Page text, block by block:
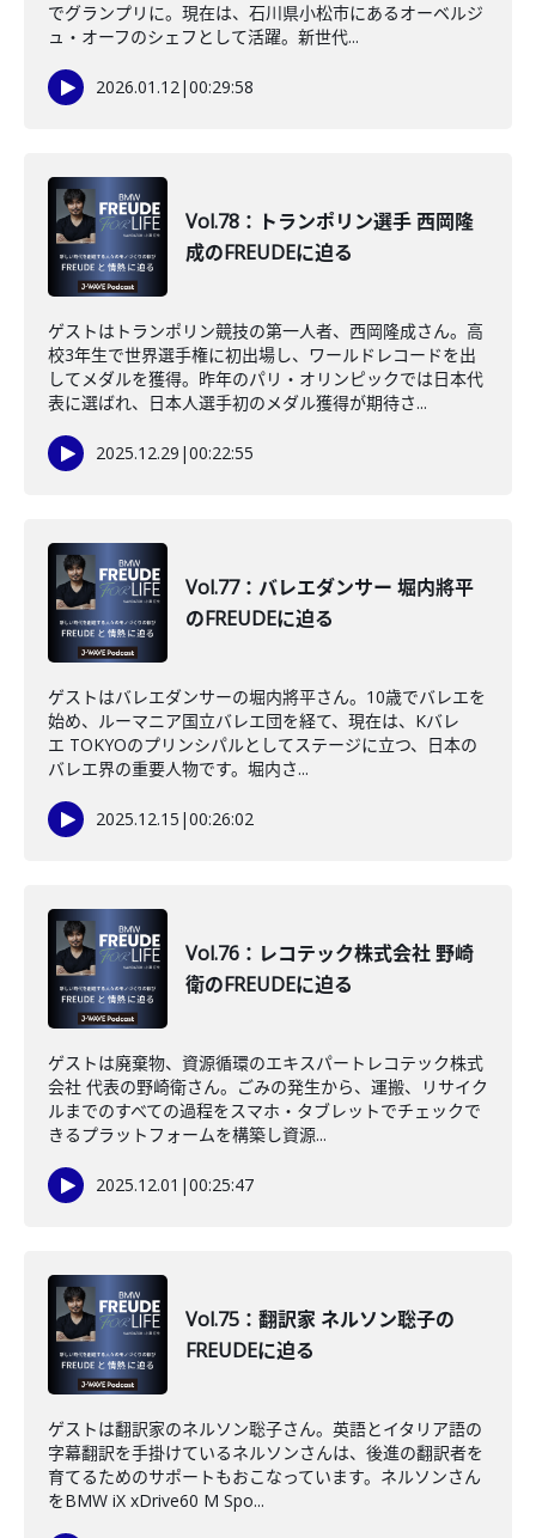
でグランプリに。現在は、石川県小松市にあるオーベルジ
ュ・オーフのシェフとして活躍。新世代...
2026.01.12|00:29:58
Vol.78：トランポリン選手 西岡隆
成のFREUDEに迫る
ゲストはトランポリン競技の第一人者、西岡隆成さん。高
校3年生で世界選手権に初出場し、ワールドレコードを出
してメダルを獲得。昨年のパリ・オリンピックでは日本代
表に選ばれ、日本人選手初のメダル獲得が期待さ...
2025.12.29 |00:22:55
Vol.77：バレエダンサー 堀内將平
のFREUDEに迫る
ゲストはバレエダンサーの堀内將平さん。10歳でバレエを
始め、ルーマニア国立バレエ団を経て、現在は、Kバレ
エ TOKYOのプリンシパルとしてステージに立つ、日本の
バレエ界の重要人物です。堀内さ...
2025.12.15 |00:26:02
Vol.76：レコテック株式会社 野崎
衛のFREUDEに迫る
ゲストは廃棄物、資源循環のエキスパートレコテック株式
会社 代表の野崎衛さん。ごみの発生から、運搬、リサイク
ルまでのすべての過程をスマホ・タブレットでチェックで
きるプラットフォームを構築し資源...
2025.12.01 |00:25:47
Vol.75：翻訳家 ネルソン聡子の
FREUDEに迫る
ゲストは翻訳家のネルソン聡子さん。英語とイタリア語の
字幕翻訳を手掛けているネルソンさんは、後進の翻訳者を
育てるためのサポートもおこなっています。ネルソンさん
をBMW iX xDrive60 M Spo...